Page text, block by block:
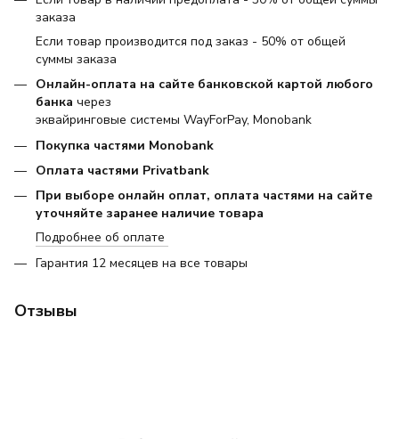
заказа
Если товар производится под заказ - 50% от общей
суммы заказа
Онлайн-оплата на сайте банковской картой любого
банка через
эквайринговые системы WayForPay, Monobank
Покупка частями Monobank
Оплата частями Privatbank
При выборе онлайн оплат, оплата частями на сайте
уточняйте заранее наличие товара
Подробнее об оплате
Гарантия 12 месяцев на все товары
Отзывы